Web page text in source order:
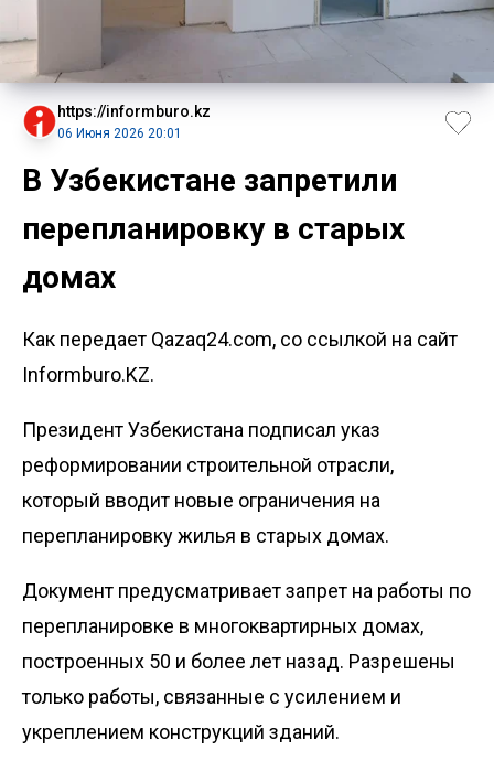
https://informburo.kz
06 Июня 2026 20:01
В Узбекистане запретили
перепланировку в старых
домах
Как передает Qazaq24.com, со ссылкой на сайт
Informburo.KZ.
Президент Узбекистана подписал указ
реформировании строительной отрасли,
который вводит новые ограничения на
перепланировку жилья в старых домах.
Документ предусматривает запрет на работы по
перепланировке в многоквартирных домах,
построенных 50 и более лет назад. Разрешены
только работы, связанные с усилением и
укреплением конструкций зданий.